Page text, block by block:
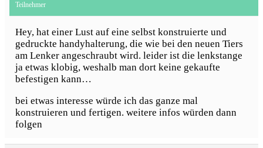
Teilnehmer
Hey, hat einer Lust auf eine selbst konstruierte und
gedruckte handyhalterung, die wie bei den neuen Tiers
am Lenker angeschraubt wird. leider ist die lenkstange
ja etwas klobig, weshalb man dort keine gekaufte
befestigen kann…
bei etwas interesse würde ich das ganze mal
konstruieren und fertigen. weitere infos würden dann
folgen